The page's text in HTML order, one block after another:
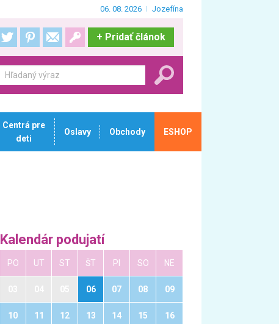
06. 08. 2026 Jozefína
+ Pridať článok
Centrá pre
deti
Oslavy Obchody ESHOP
Kalendár podujatí
PO UT ST ŠT PI SO NE
06 07 08 09
10 11 12 13 14 15 16